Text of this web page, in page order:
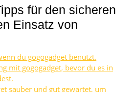
für den sicheren
Einsatz von
du gogogadget benutzt.
mit gogogadget, bevor du es in
sauber und gut gewartet, um